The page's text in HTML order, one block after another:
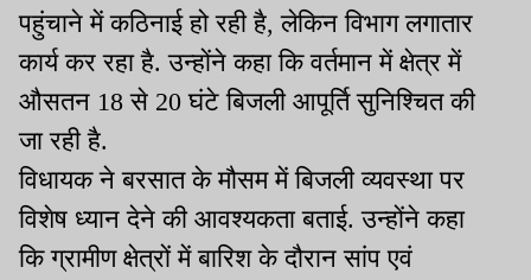
पहुंचाने में कठिनाई हो रही है, लेकिन विभाग लगातार
कार्य कर रहा है. उन्होंने कहा कि वर्तमान में क्षेत्र में
औसतन 18 से 20 घंटे बिजली आपूर्ति सुनिश्चित की
जा रही है.
विधायक ने बरसात के मौसम में बिजली व्यवस्था पर
विशेष ध्यान देने की आवश्यकता बताई. उन्होंने कहा
कि ग्रामीण क्षेत्रों में बारिश के दौरान सांप एवं